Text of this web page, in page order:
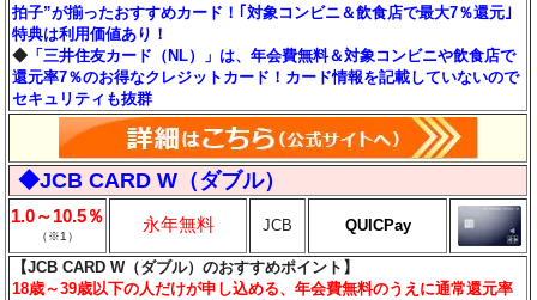
拍子”が揃ったおすすめカード！｢対象コンビニ＆飲食店で最大7％還元｣
特典は利用価値あり！
◆ 「三井住友カード（NL）」は、年会費無料＆対象コンビニや飲食店で
還元率7％のお得なクレジットカード！カード情報を記載していないので
セキュリティも抜群
◆JCB CARD W（ダブル）
1.0～10.5％
（※1）
永年無料 JCB QUICPay
【JCB CARD W（ダブル）のおすすめポイント】
18歳～39歳以下の人だけが申し込める、年会費無料のうえに通常還元率